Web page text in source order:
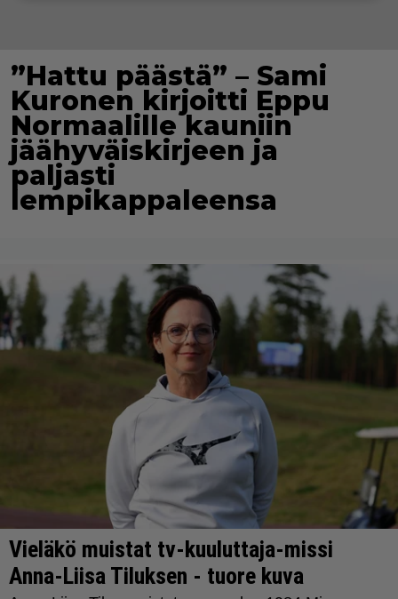
”Hattu päästä” – Sami
Kuronen kirjoitti Eppu
Normaalille kauniin
jäähyväiskirjeen ja
paljasti
lempikappaleensa